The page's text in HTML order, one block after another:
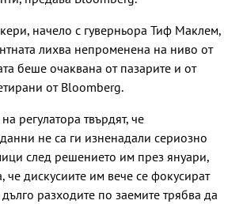
начело с гуверньора Тиф Маклем,
лихва непроменена на ниво от
беше очаквана от пазарите и от
от Bloomberg.
регулатора твърдят, че
не са ги изненадали сериозно
след решението им през януари,
че дискусиите им вече се фокусират
разходите по заемите трябва да